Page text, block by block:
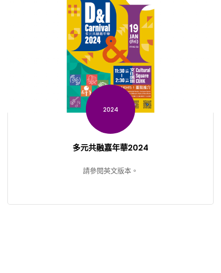
2024
多元共融嘉年華2024
請參閱英文版本。